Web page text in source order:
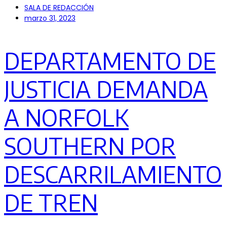
SALA DE REDACCIÓN
marzo 31, 2023
DEPARTAMENTO DE
JUSTICIA DEMANDA
A NORFOLK
SOUTHERN POR
DESCARRILAMIENTO
DE TREN